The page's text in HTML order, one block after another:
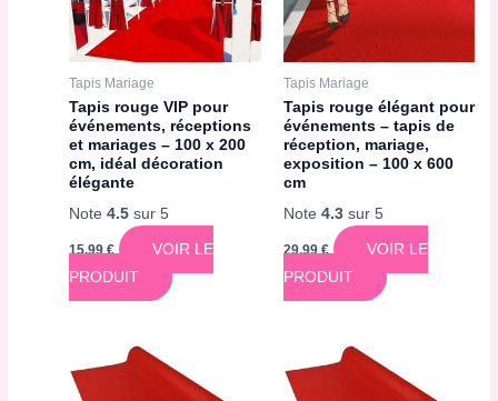
Tapis Mariage
Tapis rouge VIP pour
événements, réceptions
et mariages – 100 x 200
cm, idéal décoration
élégante
Note4.5 sur 5
15,99€
VOIR LE
PRODUIT
Tapis Mariage
Tapis rouge élégant pour
événements – tapis de
réception, mariage,
exposition – 100 x 600
cm
Note 4.3sur 5
29,99 €
VOIR LE
PRODUIT